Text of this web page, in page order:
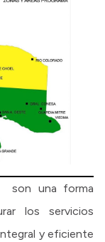
son una forma
los servicios
y eficiente